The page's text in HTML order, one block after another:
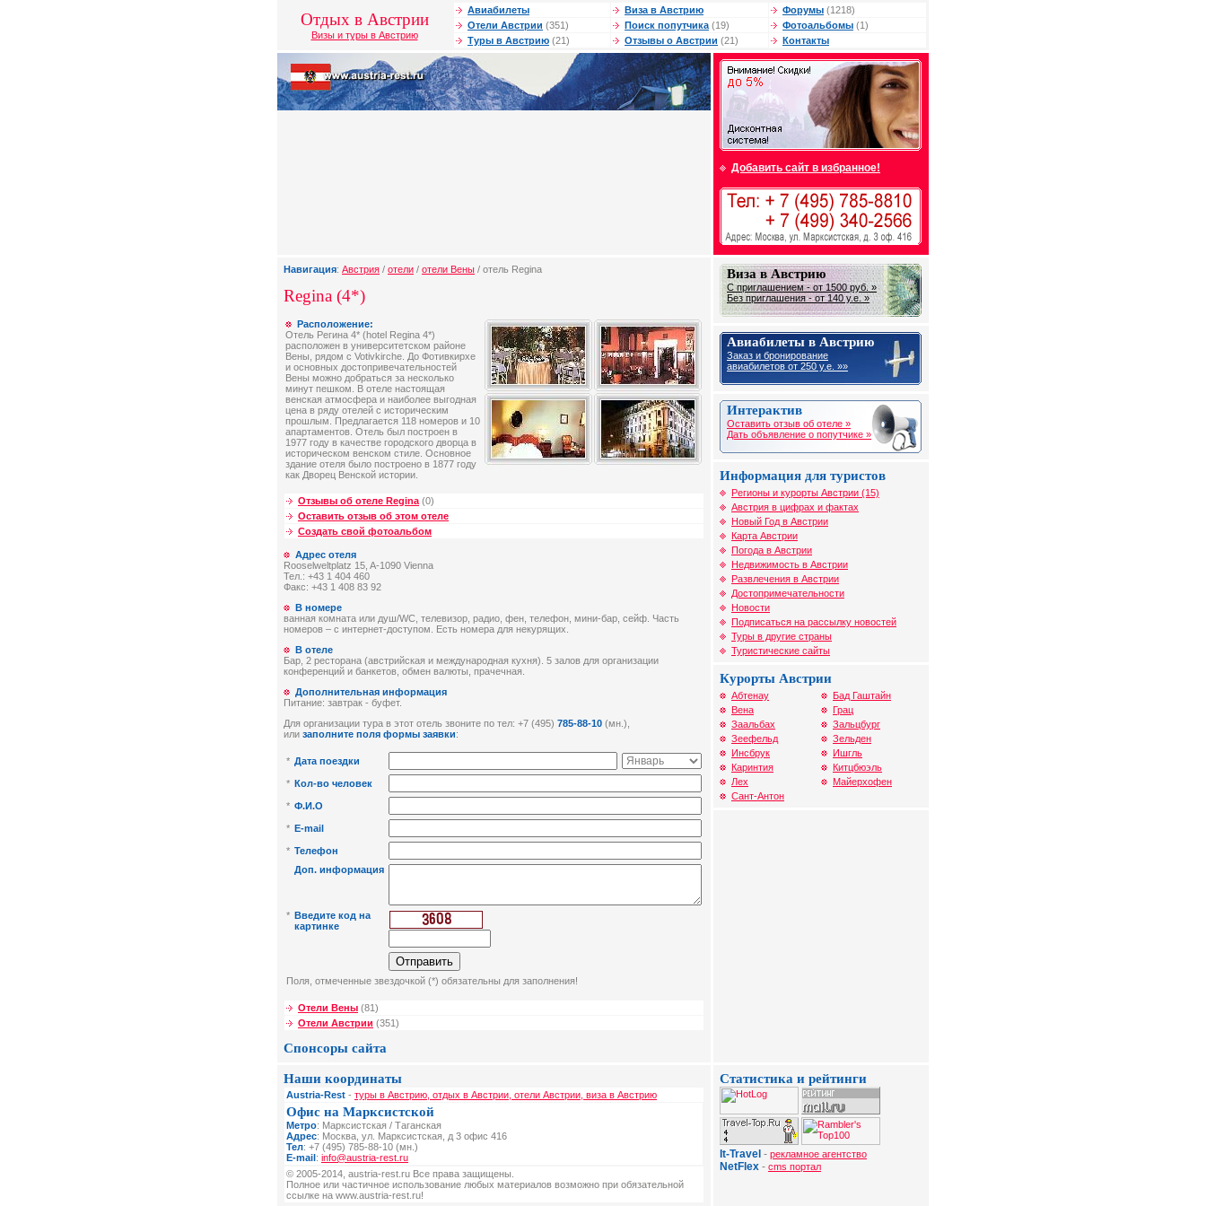
Отдых в Австрии
Визы и туры в Австрию
Авиабилеты Виза в Австрию Форумы (1218)
Отели Австрии (351) Поиск попутчика (19) Фотоальбомы (1)
Туры в Австрию (21) Отзывы о Австрии (21) Контакты
Добавить сайт в избранное!
Навигация: Австрия / отели / отели Вены / отель Regina
Regina (4*)
Расположение:
Отель Регина 4* (hotel Regina 4*)
расположен в университетском районе
Вены, рядом с Votivkirche. До Фотивкирхе
и основных достопривечательностей
Вены можно добраться за несколько
минут пешком. В отеле настоящая
венская атмосфера и наиболее выгодная
цена в ряду отелей с историческим
прошлым. Предлагается 118 номеров и 10
апартаментов. Отель был построен в
1977 году в качестве городского дворца в
историческом венском стиле. Основное
здание отеля было построено в 1877 году
как Дворец Венской истории.
Отзывы об отеле Regina(0)
Оставить отзыв об этом отеле
Создать свой фотоальбом
Адрес отеля
Rooselweltplatz 15, A-1090 Vienna
Тел.: +43 1 404 460
Факс: +43 1 408 83 92
В номере
ванная комната или душ/WC, телевизор, радио, фен, телефон, мини-бар, сейф. Часть
номеров – с интернет-доступом. Есть номера для некурящих.
В отеле
Бар, 2 ресторана (австрийская и международная кухня). 5 залов для организации
конференций и банкетов, обмен валюты, прачечная.
Дополнительная информация
Питание: завтрак - буфет.
Для организации тура в этот отель звоните по тел: +7 (495) 785-88-10 (мн.),
или заполните поля формы заявки:
* Дата поездки
* Кол-во человек
* Ф.И.О
* E-mail
* Телефон
Доп. информация
* Введите код на
картинке
Поля, отмеченные звездочкой (*) обязательны для заполнения!
Отели Вены (81)
Отели Австрии (351)
Спонсоры сайта
Виза в Австрию
С приглашением - от 1500 руб. »
Без приглашения - от 140 у.е. »
Авиабилеты в Австрию
Заказ и бронирование
авиабилетов от 250 y.e. »»
Интерактив
Оставить отзыв об отеле »
Дать объявление о попутчике »
Информация для туристов
Регионы и курорты Австрии (15)
Австрия в цифрах и фактах
Новый Год в Австрии
Карта Австрии
Погода в Австрии
Недвижимость в Австрии
Развлечения в Австрии
Достопримечательности
Новости
Подписаться на рассылку новостей
Туры в другие страны
Туристические сайты
Курорты Австрии
Абтенау
Вена
Заальбах
Зеефельд
Инсбрук
Каринтия
Лех
Сант-Антон
Бад Гаштайн
Грац
Зальцбург
Зельден
Ишгль
Китцбюэль
Майерхофен
Наши координаты
Austria-Rest - туры в Австрию, отдых в Австрии, отели Австрии, виза в Австрию
Офис на Марксистской
Метро: Марксистская / Таганская
Адрес: Москва, ул. Марксистская, д 3 офис 416
Тел: +7 (495) 785-88-10 (мн.)
E-mail: info@austria-rest.ru
© 2005-2014, austria-rest.ru Все права защищены.
Полное или частичное использование любых материалов возможно при обязательной
ссылке на www.austria-rest.ru!
Статистика и рейтинги
It-Travel - рекламное агентство
NetFlex - cms портал